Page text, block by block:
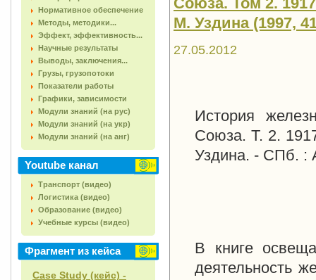
Нормативное обеспечение
Методы, методики...
Эффект, эффективность...
Научные результаты
Выводы, заключения...
Грузы, грузопотоки
Показатели работы
Графики, зависимости
Модули знаний (на рус)
Модули знаний (на укр)
Модули знаний (на анг)
Youtube канал
Транспорт (видео)
Логистика (видео)
Образование (видео)
Учебные курсы (видео)
Фрагмент из кейса
Case Study (кейс) -
М. Уздина (1997,
27.05.2012
История
Союза. Т. 2.
Уздина. - СПб. :
В книге
деятельность